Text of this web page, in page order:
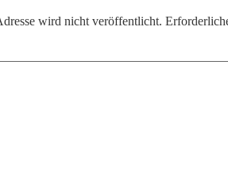
wird nicht veröffentlicht.